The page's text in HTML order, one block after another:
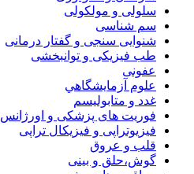
سلولی و مولکولی
سم شناسی
شنوایی سنجی و گفتار درمانی
طب فیزیکی و توانبخشی
عفونی
علوم آزمايشگاهي
غدد و متابولیسم
فوریت های پزشکی و اورژانس
فیزیوتراپی و فیزیکال تراپی
قلب و عروق
گوش،حلق و بینی